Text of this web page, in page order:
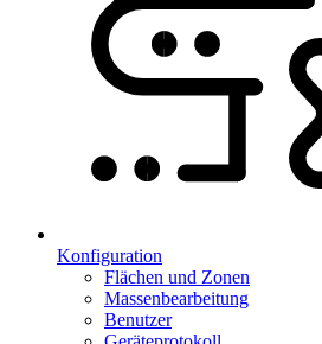
Konfiguration
Flächen und Zonen
Massenbearbeitung
Benutzer